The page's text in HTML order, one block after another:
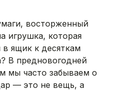
восторженный
игрушка, которая
в ящик к десяткам
В предновогодней
мы часто забываем о
— это не вещь, а